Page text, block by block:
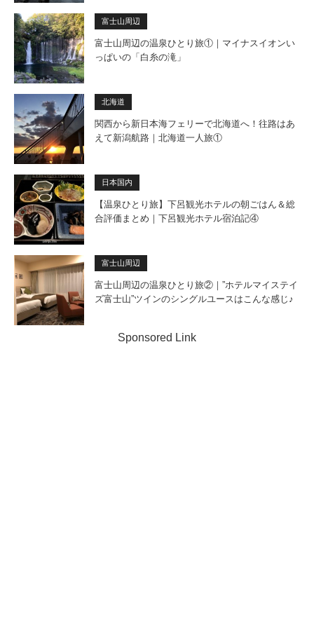
富士山周辺
富士山周辺の温泉ひとり旅①｜マイナスイオンい
っぱいの「白糸の滝」
北海道
関西から新日本海フェリーで北海道へ！往路はあ
えて新潟航路｜北海道一人旅①
日本国内
【温泉ひとり旅】下呂観光ホテルの朝ごはん＆総
合評価まとめ｜下呂観光ホテル宿泊記④
富士山周辺
富士山周辺の温泉ひとり旅②｜”ホテルマイステイ
ズ富士山”ツインのシングルユースはこんな感じ♪
Sponsored Link